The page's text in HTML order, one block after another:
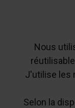
Nous
J'utilise les
Selon la